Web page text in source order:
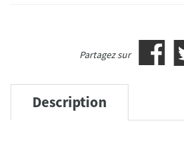
Partagez sur
Description